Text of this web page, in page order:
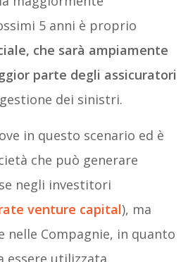
5 anni è proprio
che sarà ampiamente
parte degli assicuratori
dei sinistri.
in questo scenario ed è
che può generare
negli investitori
venture capital), ma
nelle Compagnie, in quanto